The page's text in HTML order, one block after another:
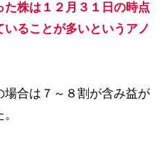
株は１２月３１日の時点
ることが多いというアノ
合は７～８割が含み益が